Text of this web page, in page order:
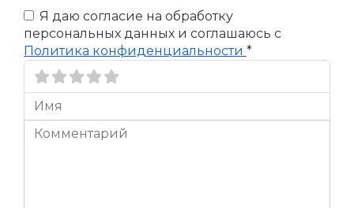
Я даю согласие на обработку
персональных данных и соглашаюсь c
Политика конфиденциальности *